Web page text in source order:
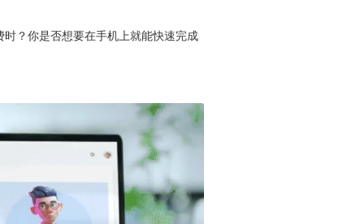
？你是否想要在手机上就能快速完成